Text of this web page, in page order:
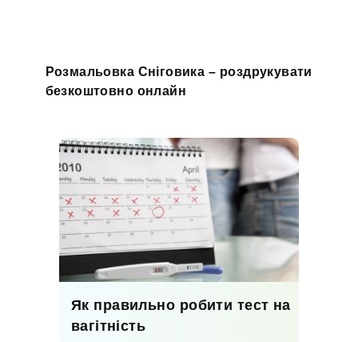
Розмальовка Сніговика – роздрукувати
безкоштовно онлайн
Як правильно робити тест на
вагітність